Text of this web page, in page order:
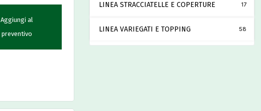
Aggiungi al
preventivo
LINEA STRACCIATELLE E COPERTURE 17
LINEA VARIEGATI E TOPPING 58